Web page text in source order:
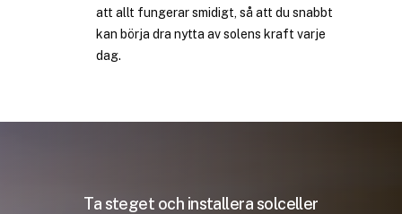
att allt fungerar smidigt, så att du snabbt
kan börja dra nytta av solens kraft varje
dag.
Ta steget och installera solceller